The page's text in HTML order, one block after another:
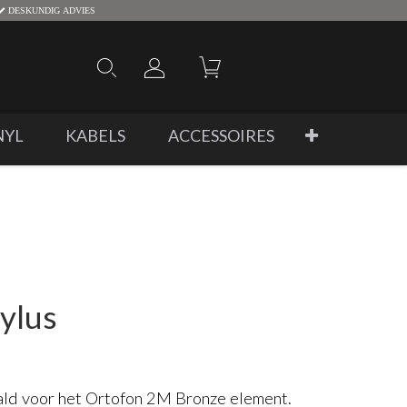
DESKUNDIG ADVIES
KABELS ACCESSOIRES
voor het Ortofon 2M Bronze element.